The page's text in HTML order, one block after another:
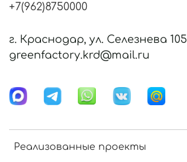
Реализованные проекты
+7(962)8750000
г. Краснодар, ул. Селезнева 105
greenfactory.krd@mail.ru